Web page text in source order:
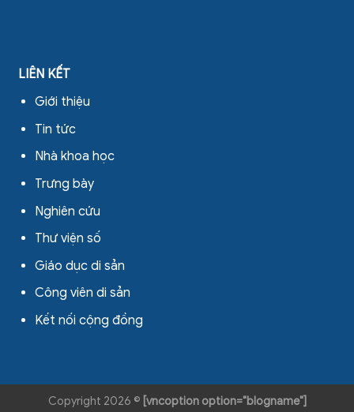
LIÊN KẾT
Giới thiệu
Tin tức
Nhà khoa học
Trưng bày
Nghiên cứu
Thư viện số
Giáo dục di sản
Công viên di sản
Kết nối cộng đồng
Copyright 2026 © [vncoption option="blogname"]